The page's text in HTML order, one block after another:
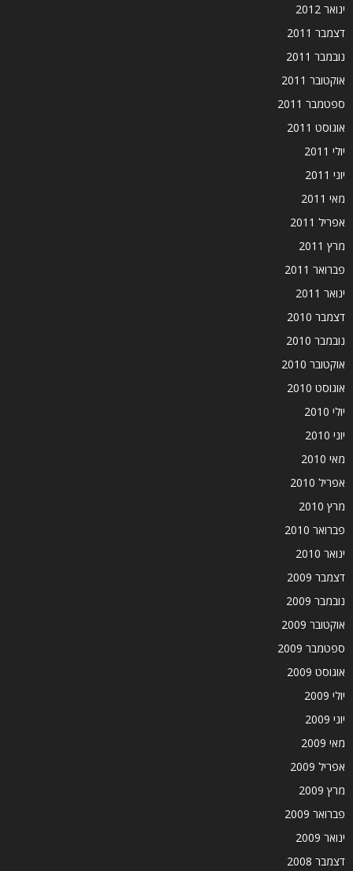
ינואר 2012
דצמבר 2011
נובמבר 2011
אוקטובר 2011
ספטמבר 2011
אוגוסט 2011
יולי 2011
יוני 2011
מאי 2011
אפריל 2011
מרץ 2011
פברואר 2011
ינואר 2011
דצמבר 2010
נובמבר 2010
אוקטובר 2010
אוגוסט 2010
יולי 2010
יוני 2010
מאי 2010
אפריל 2010
מרץ 2010
פברואר 2010
ינואר 2010
דצמבר 2009
נובמבר 2009
אוקטובר 2009
ספטמבר 2009
אוגוסט 2009
יולי 2009
יוני 2009
מאי 2009
אפריל 2009
מרץ 2009
פברואר 2009
ינואר 2009
דצמבר 2008